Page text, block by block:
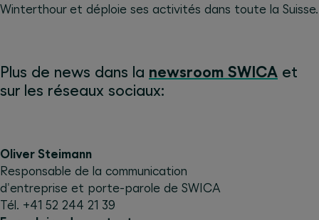
Winterthour et déploie ses activités dans toute la Suisse.
Plus de news dans la newsroom SWICA et
sur les réseaux sociaux:
Oliver Steimann
Responsable de la communication
d'entreprise et porte-parole de SWICA
Tél. +41 52 244 21 39